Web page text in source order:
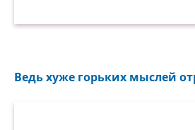
Ведь хуже горьких мыслей